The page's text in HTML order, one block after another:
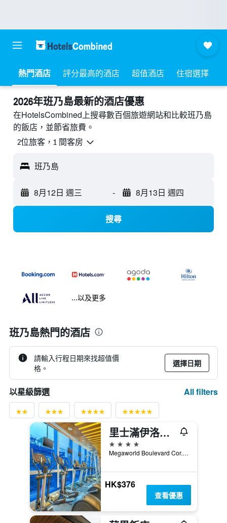
熱門酒店 評分最高的酒店 超值酒店 住宿選擇
2026年班乃島最新的酒店優惠
在HotelsCombined上搜尋數百個旅遊網站和比較班乃島
的飯店，並節省旅費。
2位旅客，1 間客房
班乃島
8月12日 週三 - 8月13日 週四
搜尋
...以及更多
班乃島熱門的酒店
請輸入行程日期來找超值價
格。
選擇日期
以星級篩選 All filters
里士滿伊洛伊洛酒店
4星級
Megaworld Boulevard Cor. Enterprise Road, Iloilo Business Park, Mandurriao, 怡朗市, 菲律賓
HK$376
查看優惠